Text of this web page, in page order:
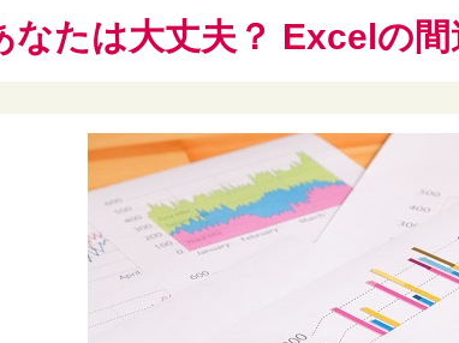
なたは大丈夫？ Excelの